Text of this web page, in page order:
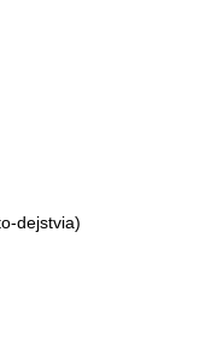
dejstvia)